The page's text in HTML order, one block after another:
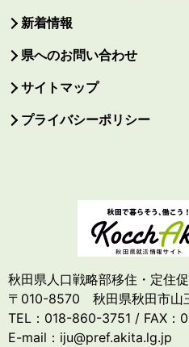
新着情報
県へのお問い合わせ
サイトマップ
プライバシーポリシー
秋田県人口戦略部移住・定住
〒010-8570 秋田県秋田市山
TEL：018-860-3751 / FAX：
E-mail：iju@pref.akita.lg.jp